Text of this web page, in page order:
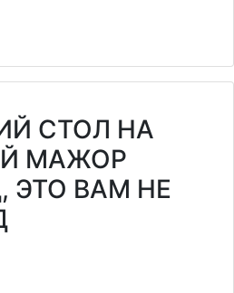
СТОЛ НА
МАЖОР
ЭТО ВАМ НЕ